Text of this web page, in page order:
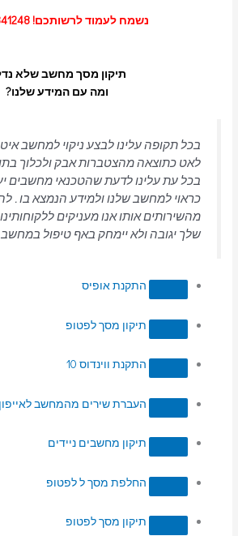
נשמח לעמוד לרשותכם! 054-6341248
תיקון מסך מחשב שלא
ומה עם המידע שלנו?
בכל תקופה עלינו לבצע ניקוי למחשב
לאט כתוצאה מהצטברות אבק ולכלוך
בכל עת עלינו לדעת שהטכנאי מחשבים
כראוי למחשב שלנו ולמידע הנמצא בו .
מהשירותים אותו אנו מעניקים
שלך יגובה ולא יימחק באף טיפול
התקנת אופיס
תיקון מסך לפטופ
התקנת ווינדוס 10
העברת שירים מהמחשב לאייפון
תיקון מחשבים ניידים
החלפת מסך ל לפטופ
תיקון מסך לפטופ